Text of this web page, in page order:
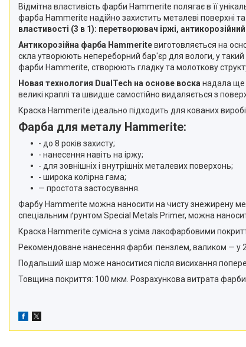
Відмітна властивість фарби Hammerite полягає в її
фарба Hammerite надійно захистить металеві поверхні
властивості (3 в 1): перетворювач іржі,
Антикорозійна фарба Hammeriteвиготовляється на
скла утворюють непереборний бар'єр для вологи, у
фарби Hammerite, створюють гладку та молоткову
Новая технология DualTech на основе воска надала ще
великі краплі та швидше самостійно видаляється з
Краска Hammerite ідеально підходить для кованих
Фарба для металу Hammerite:
- до 8 років захисту;
- нанесення навіть на іржу;
- для зовнішніх і внутрішніх металевих поверхонь;
- широка колірна гама;
— простота застосування.
Фарбу Hammerite можна наносити на чисту знежирену
спеціальним ґрунтом Special Metals Primer, можна
Краска Hammerite сумісна з усіма лакофарбовими
Рекомендоване нанесення фарби: пензлем, валиком — у
Подальший шар може наноситися після висихання
Товщина покриття: 100 мкм. Розрахункова витрата